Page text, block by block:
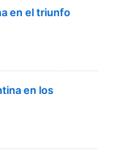
en el triunfo
en los